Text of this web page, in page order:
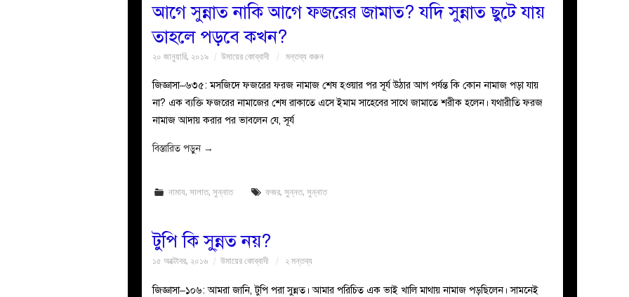
আগে সুন্নাত নাকি আগে ফজরের জামাত? যদি সুন্নাত ছুটে যায়
তাহলে পড়বে কখন?
২০ জানুয়ারি, ২০১৯ উমায়ের কোব্বাদী মন্তব্য করুন
জিজ্ঞাসা–৬৩৫: মসজিদে ফজরের ফরজ নামাজ শেষ হওয়ার পর সূর্য উঠার আগ পর্যন্ত কি কোন নামাজ পড়া যায়
না? এক ব্যক্তি ফজরের নামাজের শেষ রাকাতে এসে ইমাম সাহেবের সাথে জামাতে শরীক হলেন। যথারীতি ফরজ
নামাজ আদায় করার পর ভাবলেন যে, সূর্য
বিস্তারিত পড়ুন →
নামায,সালাত,সুন্নাত ফজর,সুন্নত,সুন্নাত
টুপি কি সু্ন্নত নয়?
১৫ অক্টোবর, ২০১৬ উমায়ের কোব্বাদী ২ মন্তব্য
জিজ্ঞাসা–১০৬: আমরা জানি, টুপি পরা সুন্নত। আমার পরিচিত এক ভাই খালি মাথায় নামাজ পড়ছিলেন। সামনেই